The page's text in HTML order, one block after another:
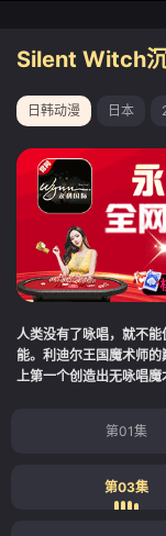
Silent Witch
日韩动漫 日本
人类没有了咏唱，就不
能。利迪尔王国魔术师的
上第一个创造出无咏唱
第01集
第03集